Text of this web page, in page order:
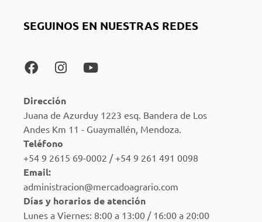
SEGUINOS EN NUESTRAS REDES
Dirección
Juana de Azurduy 1223 esq. Bandera de Los
Andes Km 11 - Guaymallén, Mendoza.
Teléfono
+54 9 2615 69-0002 / +54 9 261 491 0098
Email:
administracion@mercadoagrario.com
Días y horarios de atención
Lunes a Viernes: 8:00 a 13:00 / 16:00 a 20:00